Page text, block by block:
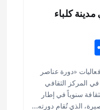
كلباء
h
ar
e
«دورة عناصر
المركز الثقافي
سنوياً في إطار
الذي تُقام دورته…